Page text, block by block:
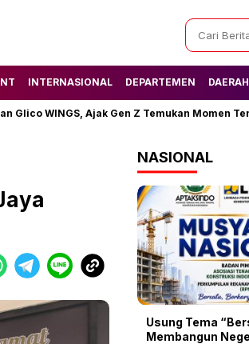
INTERNASIONAL DEPARTEMEN DAERAH
Ajak Gen Z Temukan Momen Tenang di
NASIONAL
Usung Tema
Membangun